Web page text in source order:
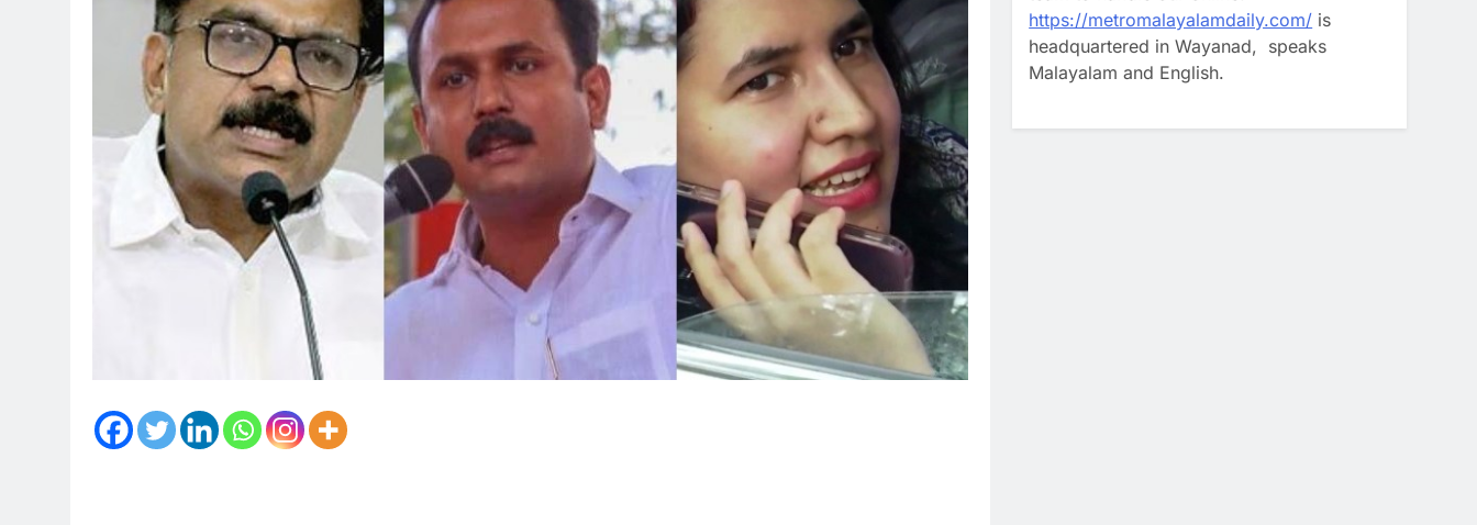
https://metromalayalamdaily.com/ is
headquartered in Wayanad, speaks
Malayalam and English.